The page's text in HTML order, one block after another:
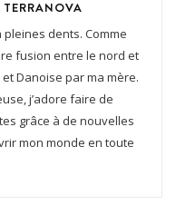
pleines dents. Comme
fusion entre le nord et
Danoise par ma mère.
j’adore faire de
grâce à de nouvelles
mon monde en toute